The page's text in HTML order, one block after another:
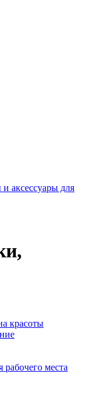
аксессуары для
красоты
рабочего места